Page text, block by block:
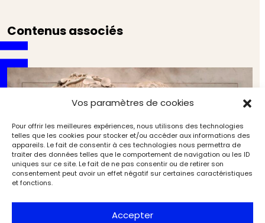
Vos paramètres de cookies
Pour offrir les meilleures expériences, nous utilisons des technologies
telles que les cookies pour stocker et/ou accéder aux informations des
appareils. Le fait de consentir à ces technologies nous permettra de
traiter des données telles que le comportement de navigation ou les ID
uniques sur ce site. Le fait de ne pas consentir ou de retirer son
consentement peut avoir un effet négatif sur certaines caractéristiques
et fonctions.
Accepter
Contenus associés